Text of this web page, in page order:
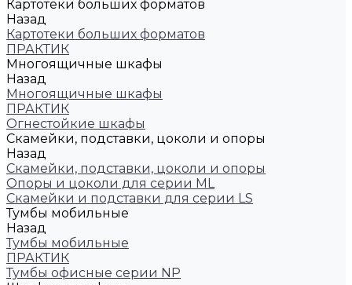
Картотеки больших форматов
Назад
Картотеки больших форматов
ПРАКТИК
Многоящичные шкафы
Назад
Многоящичные шкафы
ПРАКТИК
Огнестойкие шкафы
Скамейки, подставки, цоколи и опоры
Назад
Скамейки, подставки, цоколи и опоры
Опоры и цоколи для серии ML
Скамейки и подставки для серии LS
Тумбы мобильные
Назад
Тумбы мобильные
ПРАКТИК
Тумбы офисные серии NP